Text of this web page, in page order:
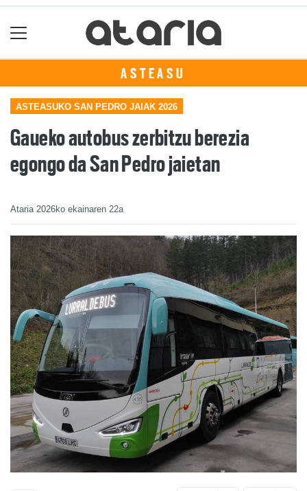
ASTEASU
ASTEASUKO SAN PEDRO JAIAK 2026
Gaueko autobus zerbitzu berezia
egongo da San Pedro jaietan
Ataria 2026ko ekainaren 22a